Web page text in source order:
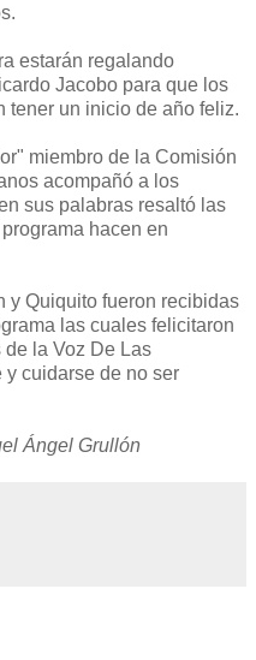
estarán regalando
Jacobo para que los
tener un inicio de año feliz.
miembro de la Comisión
acompañó a los
sus palabras resaltó las
hacen en
y Quiquito fueron recibidas
las cuales felicitaron
la Voz De Las
cuidarse de no ser
Ángel Grullón